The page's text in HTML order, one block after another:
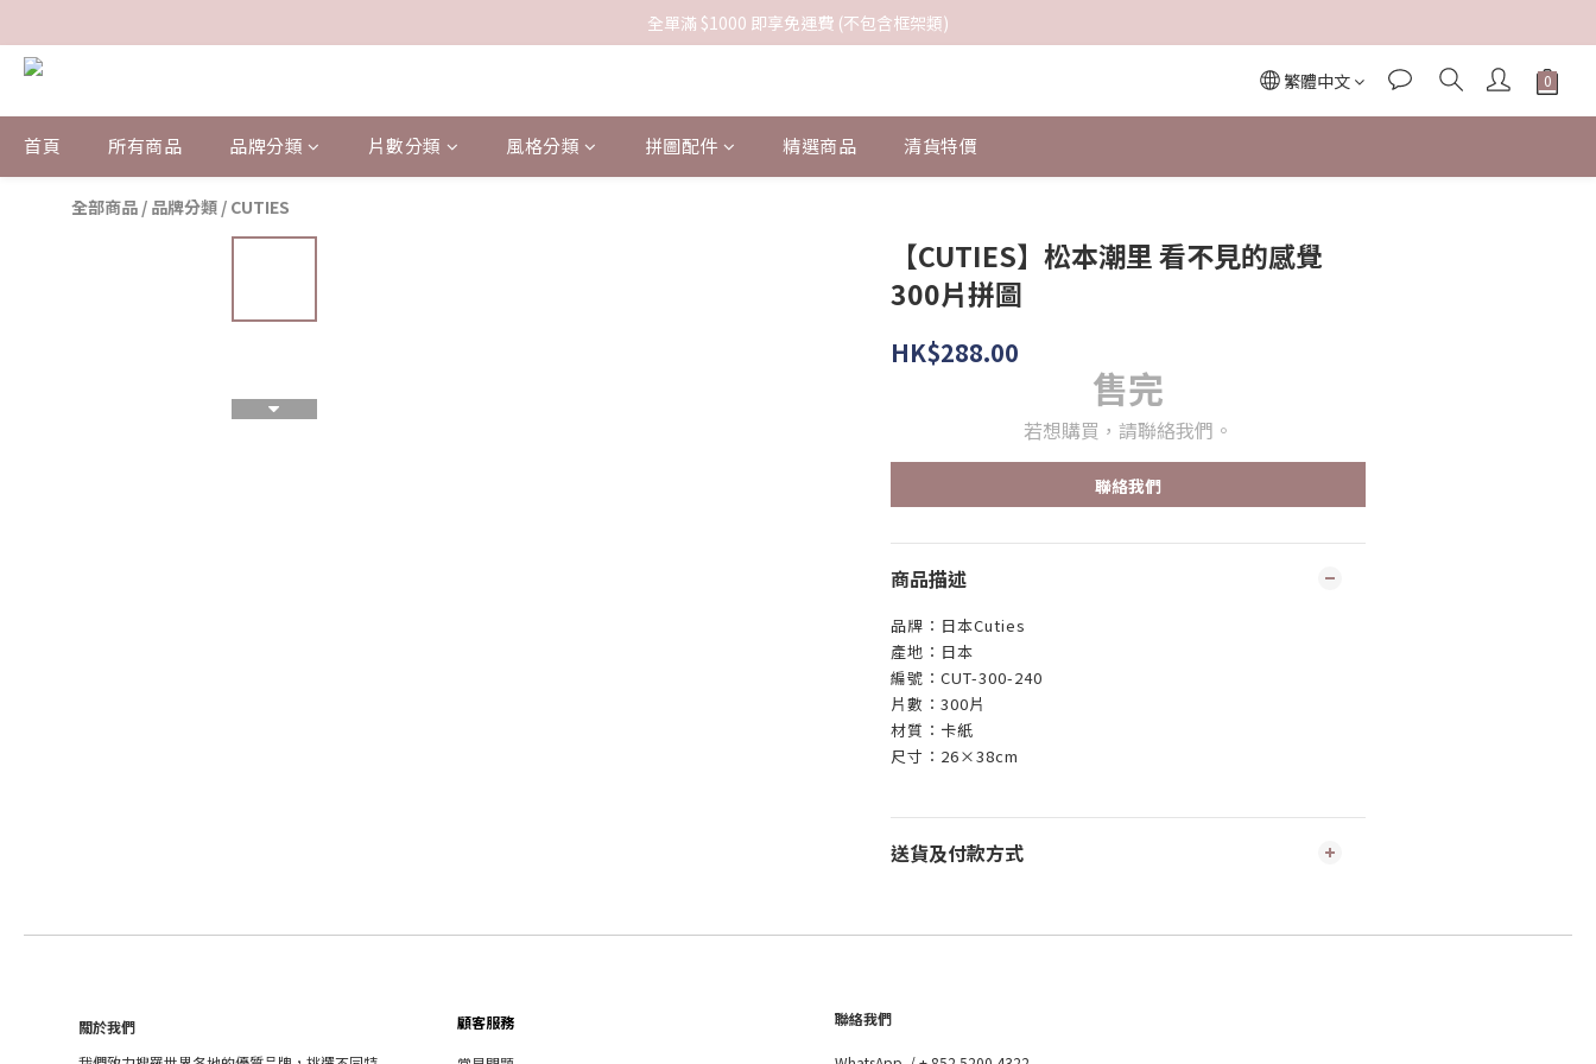
全單滿 $1000 即享免運費 (不包含框架類)
繁體中文
首頁 所有商品 品牌分類 片數分類 風格分類 拼圖配件 精選商品 清貨特價
全部商品 / 品牌分類 / CUTIES
【CUTIES】松本潮里 看不見的感覺
300片拼圖
HK$288.00
售完
若想購買，請聯絡我們。
聯絡我們
商品描述
品牌：日本Cuties
產地：日本
編號：CUT-300-240
片數：300片
材質：卡紙
尺寸：26×38cm
送貨及付款方式
關於我們
顧客服務 聯絡我們